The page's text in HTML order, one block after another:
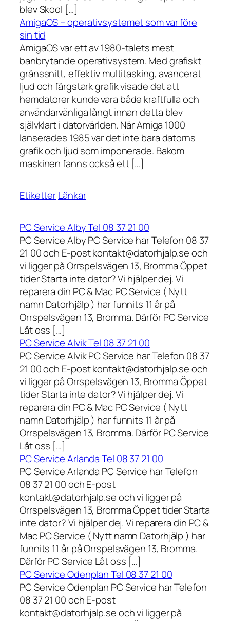
blev Skool […]
AmigaOS – operativsystemet som var före
sin tid
AmigaOS var ett av 1980-talets mest
banbrytande operativsystem. Med grafiskt
gränssnitt, effektiv multitasking, avancerat
ljud och färgstark grafik visade det att
hemdatorer kunde vara både kraftfulla och
användarvänliga långt innan detta blev
självklart i datorvärlden. När Amiga 1000
lanserades 1985 var det inte bara datorns
grafik och ljud som imponerade. Bakom
maskinen fanns också ett […]
EtiketterLänkar
PC Service Alby Tel 08 37 21 00
PC Service Alby PC Service har Telefon 08 37
21 00 och E-post kontakt@datorhjalp.se och
vi ligger på Orrspelsvägen 13, Bromma Öppet
tider Starta inte dator? Vi hjälper dej. Vi
reparera din PC & Mac PC Service ( Nytt
namn Datorhjälp ) har funnits 11 år på
Orrspelsvägen 13, Bromma. Därför PC Service
Låt oss […]
PC Service Alvik Tel 08 37 21 00
PC Service Alvik PC Service har Telefon 08 37
21 00 och E-post kontakt@datorhjalp.se och
vi ligger på Orrspelsvägen 13, Bromma Öppet
tider Starta inte dator? Vi hjälper dej. Vi
reparera din PC & Mac PC Service ( Nytt
namn Datorhjälp ) har funnits 11 år på
Orrspelsvägen 13, Bromma. Därför PC Service
Låt oss […]
PC Service Arlanda Tel 08 37 21 00
PC Service Arlanda PC Service har Telefon
08 37 21 00 och E-post
kontakt@datorhjalp.se och vi ligger på
Orrspelsvägen 13, Bromma Öppet tider Starta
inte dator? Vi hjälper dej. Vi reparera din PC &
Mac PC Service ( Nytt namn Datorhjälp ) har
funnits 11 år på Orrspelsvägen 13, Bromma.
Därför PC Service Låt oss […]
PC Service Odenplan Tel 08 37 21 00
PC Service Odenplan PC Service har Telefon
08 37 21 00 och E-post
kontakt@datorhjalp.se och vi ligger på